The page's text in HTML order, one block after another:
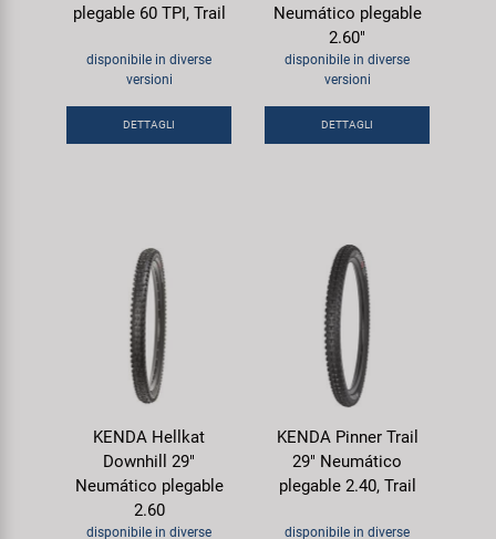
plegable 60 TPI, Trail
disponibile in diverse
versioni
DETTAGLI
Neumático plegable
2.60"
disponibile in diverse
versioni
DETTAGLI
KENDA Hellkat
Downhill 29"
Neumático plegable
2.60
disponibile in diverse
KENDA Pinner Trail
29" Neumático
plegable 2.40, Trail
disponibile in diverse